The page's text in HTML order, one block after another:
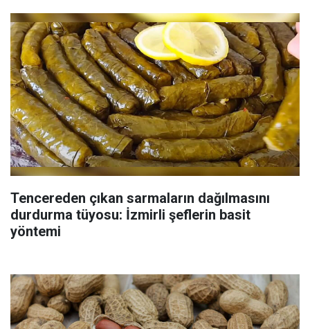
Tencereden çıkan sarmaların dağılmasını
durdurma tüyosu: İzmirli şeflerin basit
yöntemi